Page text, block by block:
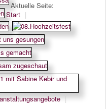
Aktuelle Seite:
Start |
|